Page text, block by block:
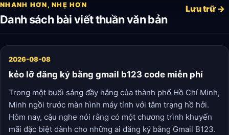
người tiêu dùng. Điều này không chỉ giúp nâng cao trải
nghiệm người dùng mà còn khẳng định vị thế của B123
trong lòng người Việt.
NHANH HƠN, NHẸ HƠN
Danh sách bài viết thuần văn bản
Lưu trữ →
2026-08-08
kẻo lỡ đăng ký bằng gmail b123 code miễn phí
Trong một buổi sáng đầy nắng của thành phố Hồ Chí Minh,
Minh ngồi trước màn hình máy tính với tâm trạng hồ hởi.
Hôm nay, cậu nghe nói rằng có một chương trình khuyến
mãi đặc biệt dành cho những ai đăng ký bằng Gmail B123.